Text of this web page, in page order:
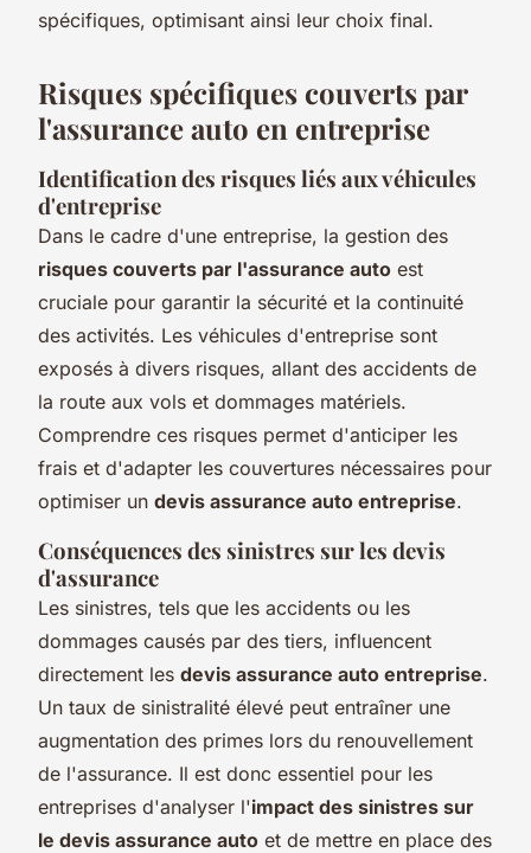
spécifiques, optimisant ainsi leur choix final.
Risques spécifiques couverts par
l'assurance auto en entreprise
Identification des risques liés aux véhicules
d'entreprise
Dans le cadre d'une entreprise, la gestion des
risques couverts par l'assurance auto est
cruciale pour garantir la sécurité et la continuité
des activités. Les véhicules d'entreprise sont
exposés à divers risques, allant des accidents de
la route aux vols et dommages matériels.
Comprendre ces risques permet d'anticiper les
frais et d'adapter les couvertures nécessaires pour
optimiser un devis assurance auto entreprise.
Conséquences des sinistres sur les devis
d'assurance
Les sinistres, tels que les accidents ou les
dommages causés par des tiers, influencent
directement les devis assurance auto entreprise.
Un taux de sinistralité élevé peut entraîner une
augmentation des primes lors du renouvellement
de l'assurance. Il est donc essentiel pour les
entreprises d'analyser l'impact des sinistres sur
le devis assurance auto et de mettre en place des